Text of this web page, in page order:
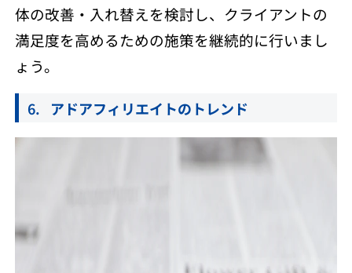
体の改善・入れ替えを検討し、クライアントの
満足度を高めるための施策を継続的に行いまし
ょう。
アドアフィリエイトのトレンド